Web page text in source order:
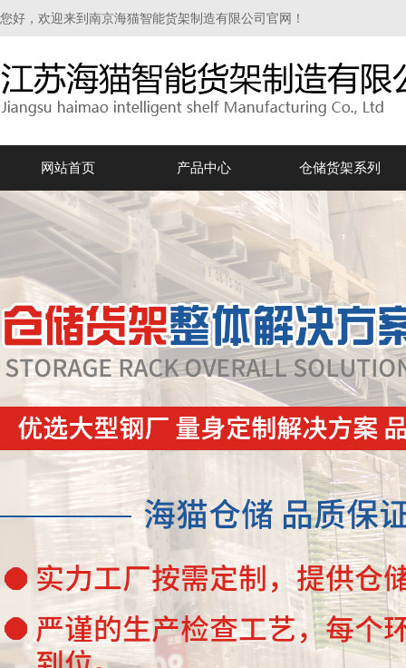
您好，欢迎来到南京海猫智能货架制造有限公司官网！
网站首页 产品中心 仓储货架系列